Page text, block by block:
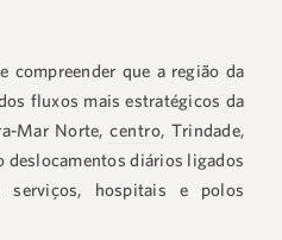
compreender que a região da
fluxos mais estratégicos da
Mar Norte, centro, Trindade,
deslocamentos diários ligados
serviços, hospitais e polos